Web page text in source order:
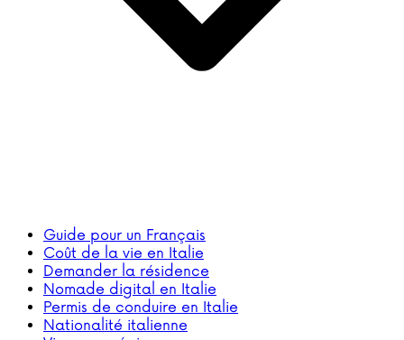
Guide pour un Français
Coût de la vie en Italie
Demander la résidence
Nomade digital en Italie
Permis de conduire en Italie
Nationalité italienne